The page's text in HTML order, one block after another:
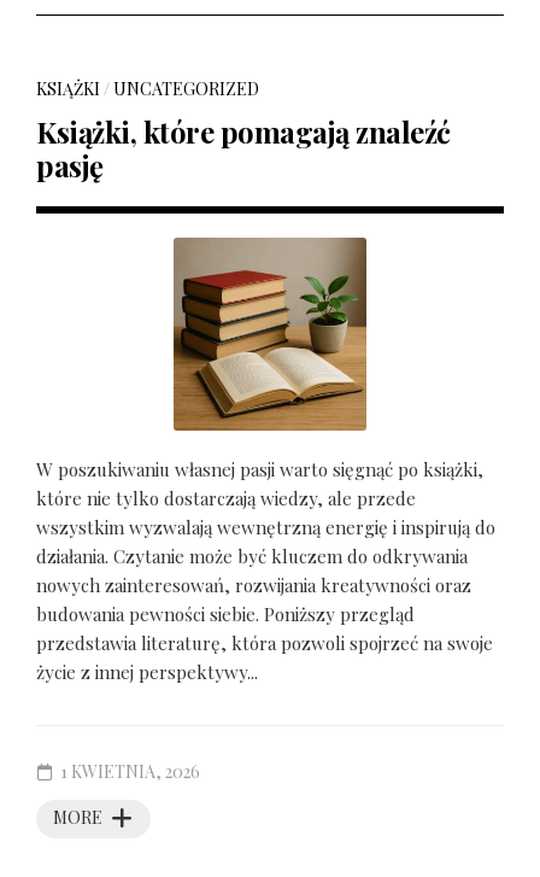
KSIĄŻKI /UNCATEGORIZED
Książki, które pomagają znaleźć
pasję
W poszukiwaniu własnej pasji warto sięgnąć po książki,
które nie tylko dostarczają wiedzy, ale przede
wszystkim wyzwalają wewnętrzną energię i inspirują do
działania. Czytanie może być kluczem do odkrywania
nowych zainteresowań, rozwijania kreatywności oraz
budowania pewności siebie. Poniższy przegląd
przedstawia literaturę, która pozwoli spojrzeć na swoje
życie z innej perspektywy...
MORE
1 KWIETNIA, 2026